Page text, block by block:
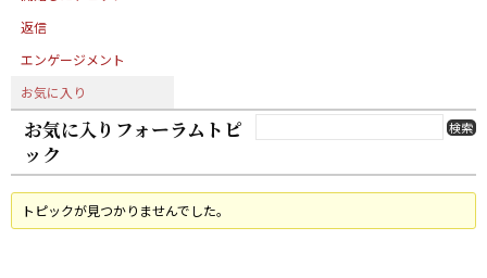
返信
エンゲージメント
お気に入り
お気に入りフォーラムトピ
ック
トピックが見つかりませんでした。